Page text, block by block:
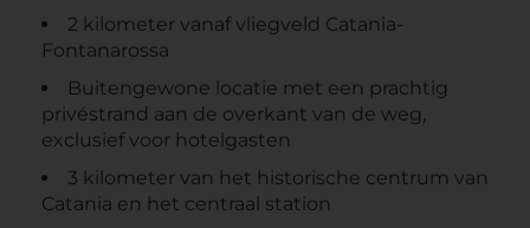
2 kilometer vanaf vliegveld Catania-
Fontanarossa
Buitengewone locatie met een prachtig
privéstrand aan de overkant van de weg,
exclusief voor hotelgasten
3 kilometer van het historische centrum van
Catania en het centraal station